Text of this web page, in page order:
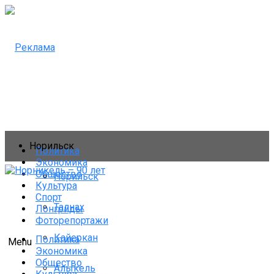
Политика
Экономика
Общество
Культура
Спорт
Лонгриды
Фоторепортажи
Menu
Норильск
Норильск
Талнах
Кайеркан
Алыкель
Политика
Экономика
Общество